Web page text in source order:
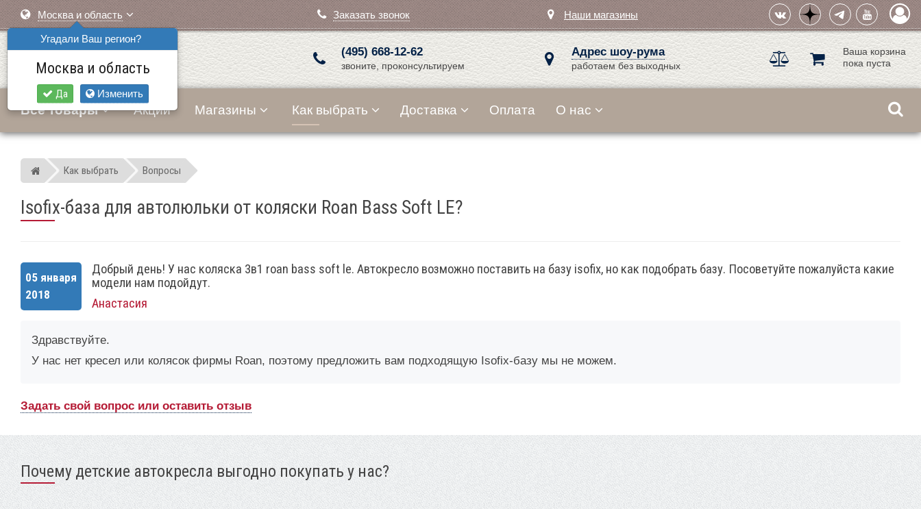
Москва и область
Угадали Ваш регион?
Москва и область
Да Изменить
Заказать звонок Наши магазины
(495) 668-12-62
звоните, проконсультируем
Адрес шоу-рума
работаем без выходных
Ваша корзина
пока пуста
Все товары Акции Магазины Как выбрать Доставка Оплата О нас
Мир детских автокресел
Как выбрать Вопросы
Isofix-база для автолюльки от коляски Roan Bass Soft LE?
05 января
2018
Добрый день! У нас коляска 3в1 roan bass soft le. Автокресло возможно поставить на базу isofix, но как подобрать базу. Посоветуйте пожалуйста какие
модели нам подойдут.
Анастасия
Здравствуйте.
У нас нет кресел или колясок фирмы Roan, поэтому предложить вам подходящую Isofix-базу мы не можем.
Задать свой вопрос или оставить отзыв
Почему детские автокресла выгодно покупать у нас?